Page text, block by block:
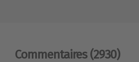
Commentaires (2930)